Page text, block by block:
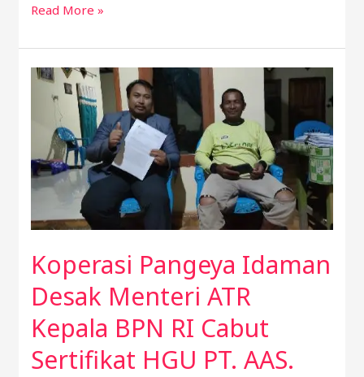
Read More »
Koperasi Pangeya Idaman
Desak Menteri ATR
Kepala BPN RI Cabut
Sertifikat HGU PT. AAS.
Koperasi
Pangeya
Idaman
Desak
Menteri
ATR
Kepala
BPN
Cabut
Sertifikat
HGU
PT.
AAS.